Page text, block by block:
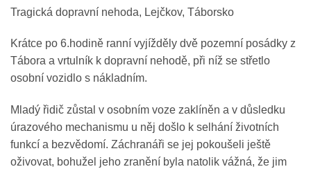
Tragická dopravní nehoda, Lejčkov, Táborsko
Krátce po 6.hodině ranní vyjížděly dvě pozemní posádky z
Tábora a vrtulník k dopravní nehodě, při níž se střetlo
osobní vozidlo s nákladním.
Mladý řidič zůstal v osobním voze zaklíněn a v důsledku
úrazového mechanismu u něj došlo k selhání životních
funkcí a bezvědomí. Záchranáři se jej pokoušeli ještě
oživovat, bohužel jeho zranění byla natolik vážná, že jim